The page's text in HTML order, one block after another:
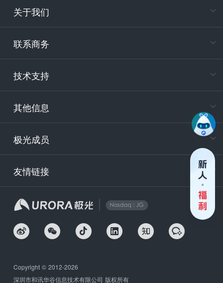
关于我们
联系商务
技术支持
其他信息
极光成员
友情链接
Copyright © 2012-2026
深圳市和讯华谷信息技术有限公司 版权所有
电
400-
技
安
企